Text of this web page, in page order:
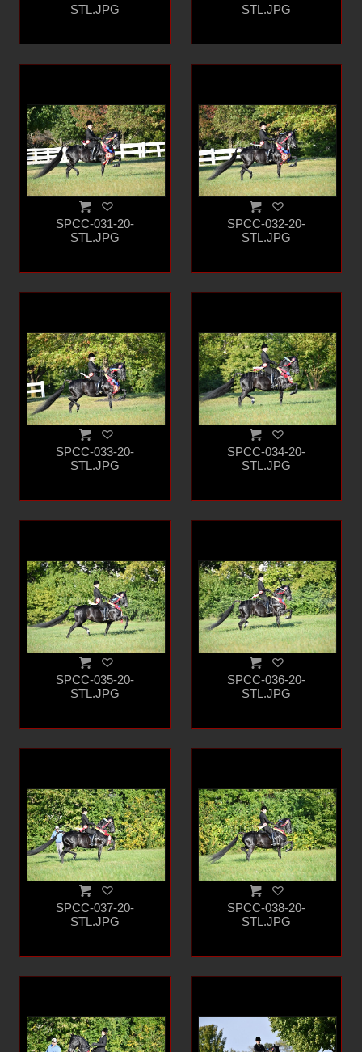
STL.JPG
STL.JPG
SPCC-031-20-
STL.JPG
SPCC-032-20-
STL.JPG
SPCC-033-20-
STL.JPG
SPCC-034-20-
STL.JPG
SPCC-035-20-
STL.JPG
SPCC-036-20-
STL.JPG
SPCC-037-20-
STL.JPG
SPCC-038-20-
STL.JPG